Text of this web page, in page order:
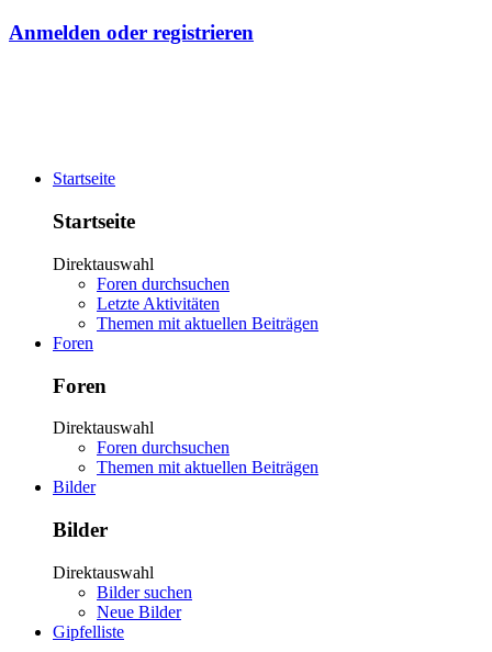
Anmelden oder registrieren
Startseite
Startseite
Direktauswahl
Foren durchsuchen
Letzte Aktivitäten
Themen mit aktuellen Beiträgen
Foren
Foren
Direktauswahl
Foren durchsuchen
Themen mit aktuellen Beiträgen
Bilder
Bilder
Direktauswahl
Bilder suchen
Neue Bilder
Gipfelliste